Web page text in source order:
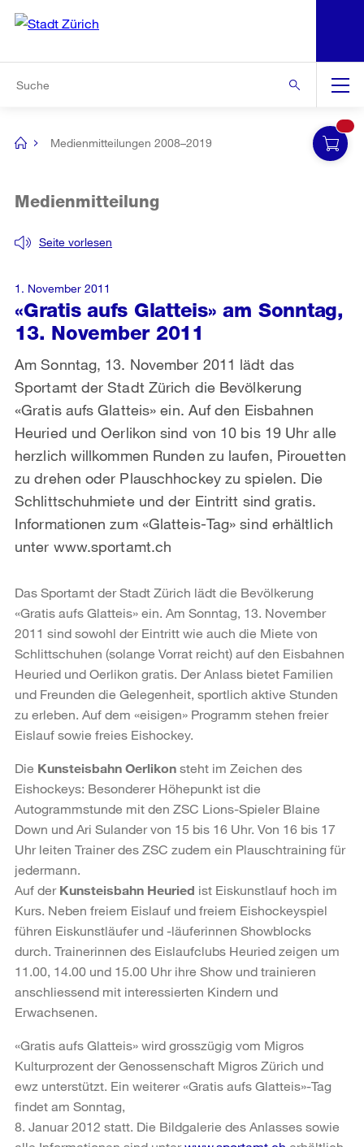
Navigation
[no
Medienmitteilungen 2008–2019
«Gratis aufs Glatteis» am Sonntag,
13. November 2011
Seite vorlesen
Medienmitteilung
Am Sonntag, 13. November 2011 lädt das
Sportamt der Stadt Zürich die Bevölkerung
«Gratis aufs Glatteis» ein. Auf den Eisbahnen
Heuried und Oerlikon sind von 10 bis 19 Uhr alle
herzlich willkommen Runden zu laufen, Pirouetten
zu drehen oder Plauschhockey zu spielen. Die
Schlittschuhmiete und der Eintritt sind gratis.
Informationen zum «Glatteis-Tag» sind erhältlich
unter www.sportamt.ch
1. November 2011
Das Sportamt der Stadt Zürich lädt die Bevölkerung
«Gratis aufs Glatteis» ein. Am Sonntag, 13. November
2011 sind sowohl der Eintritt wie auch die Miete von
Schlittschuhen (solange Vorrat reicht) auf den Eisbahnen
Heuried und Oerlikon gratis. Der Anlass bietet Familien
und Freunden die Gelegenheit, sportlich aktive Stunden
zu erleben. Auf dem «eisigen» Programm stehen freier
Eislauf sowie freies Eishockey.
Die Kunsteisbahn Oerlikon steht im Zeichen des
Eishockeys: Besonderer Höhepunkt ist die
Autogrammstunde mit den ZSC Lions-Spieler Blaine
Down und Ari Sulander von 15 bis 16 Uhr. Von 16 bis 17
Uhr leiten Trainer des ZSC zudem ein Plauschtraining für
jedermann.
Auf der Kunsteisbahn Heuried ist Eiskunstlauf hoch im
Kurs. Neben freiem Eislauf und freiem Eishockeyspiel
führen Eiskunstläufer und -läuferinnen Showblocks
durch. Trainerinnen des Eislaufclubs Heuried zeigen um
11.00, 14.00 und 15.00 Uhr ihre Show und trainieren
anschliessend mit interessierten Kindern und
Erwachsenen.
«Gratis aufs Glatteis» wird grosszügig vom Migros
Kulturprozent der Genossenschaft Migros Zürich und
ewz unterstützt. Ein weiterer «Gratis aufs Glatteis»-Tag
findet am Sonntag,
8. Januar 2012 statt. Die Bildgalerie des Anlasses sowie